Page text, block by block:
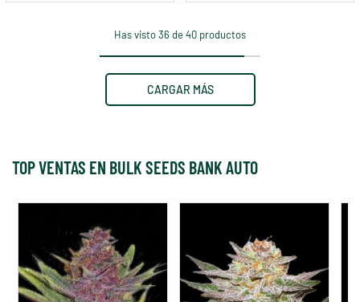
Has visto 36 de 40 productos
CARGAR MÁS
TOP VENTAS EN BULK SEEDS BANK AUTO